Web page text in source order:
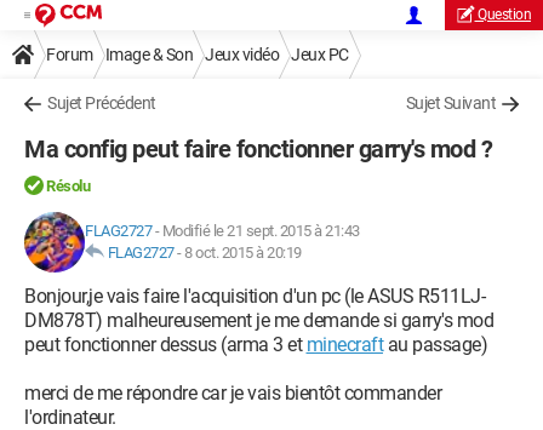
Question
Forum Image & Son Jeux vidéo Jeux PC
Sujet Précédent Sujet Suivant
Ma config peut faire fonctionner garry's mod ?
Résolu
FLAG2727- Modifié le 21 sept. 2015 à 21:43
FLAG2727-8 oct. 2015 à 20:19
Bonjour,je vais faire l'acquisition d'un pc (le ASUS R511LJ-
DM878T) malheureusement je me demande si garry's mod
peut fonctionner dessus (arma 3 et minecraftau passage)
merci de me répondre car je vais bientôt commander
l'ordinateur.